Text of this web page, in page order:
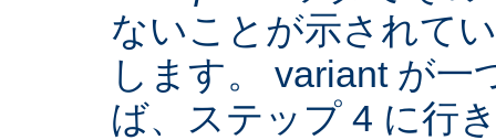
ないことが示されて
します。 variant が
ば、ステップ 4 に行